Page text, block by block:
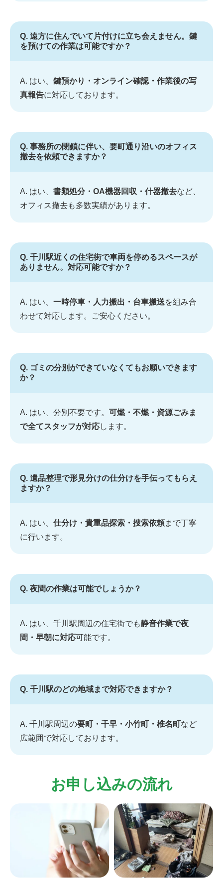
Q. 遠方に住んでいて片付けに立ち会えません。鍵
を預けての作業は可能ですか？
A. はい、 鍵預かり・オンライン確認・作業後の写
真報告に対応しております。
Q. 事務所の閉鎖に伴い、要町通り沿いのオフィス
撤去を依頼できますか？
A. はい、 書類処分・OA機器回収・什器撤去など、
オフィス撤去も多数実績があります。
Q. 千川駅近くの住宅街で車両を停めるスペースが
ありません。対応可能ですか？
A. はい、 一時停車・人力搬出・台車搬送を組み合
わせて対応します。ご安心ください。
Q. ゴミの分別ができていなくてもお願いできます
か？
A. はい、分別不要です。 可燃・不燃・資源ごみま
で全てスタッフが対応します。
Q. 遺品整理で形見分けの仕分けを手伝ってもらえ
ますか？
A. はい、 仕分け・貴重品探索・捜索依頼まで丁寧
に行います。
Q. 夜間の作業は可能でしょうか？
A. はい、千川駅周辺の住宅街でも静音作業で夜
間・早朝に対応可能です。
Q. 千川駅のどの地域まで対応できますか？
A. 千川駅周辺の要町・千早・小竹町・椎名町など
広範囲で対応しております。
お申し込みの流れ